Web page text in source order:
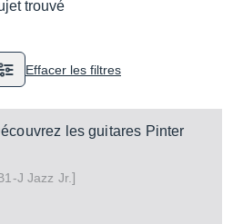
trouvé
Effacer les filtres
les guitares Pinter
J Jazz Jr.]